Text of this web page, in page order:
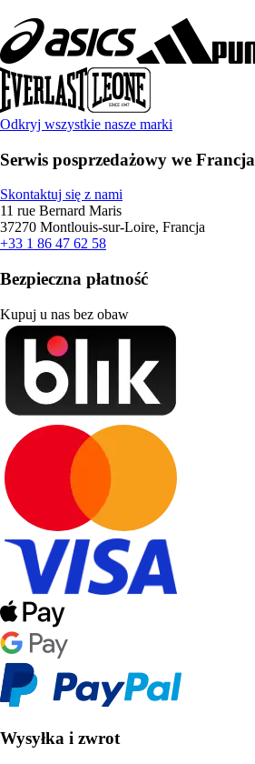
Odkryj wszystkie nasze marki
Serwis posprzedażowy we Francja
Skontaktuj się z nami
11 rue Bernard Maris
37270 Montlouis-sur-Loire, Francja
+33 1 86 47 62 58
Bezpieczna płatność
Kupuj u nas bez obaw
Wysyłka i zwrot